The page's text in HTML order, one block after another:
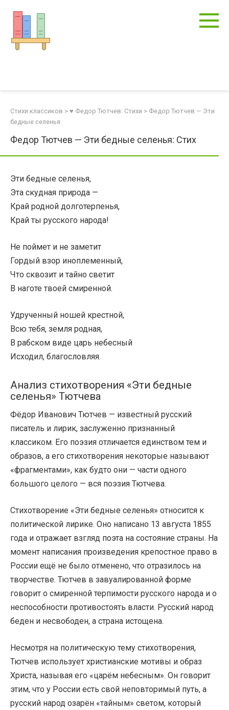
контенту
Стихи классиков > ♥ Федор Тютчев: Стихи > Федор Тютчев — Эти
бедные селенья
Федор Тютчев — Эти бедные селенья: Стих
Эти бедные селенья,
Эта скудная природа —
Край родной долготерпенья,
Край ты русского народа!
Не поймет и не заметит
Гордый взор иноплеменный,
Что сквозит и тайно светит
В наготе твоей смиренной.
Удрученный ношей крестной,
Всю тебя, земля родная,
В рабском виде царь небесный
Исходил, благословляя.
Анализ стихотворения «Эти бедные
селенья» Тютчева
Фёдор Иванович Тютчев — известный русский
писатель и лирик, заслуженно признанный
классиком. Его поэзия отличается единством тем и
образов, а его стихотворения некоторые называют
«фрагментами», как будто они — части одного
большого целого — вся поэзия Тютчева.
Стихотворение «Эти бедные селенья» относится к
политической лирике. Оно написано 13 августа 1855
года и отражает взгляд поэта на состояние страны. На
момент написания произведения крепостное право в
России ещё не было отменено, что отразилось на
творчестве. Тютчев в завуалированной форме
говорит о смиренной терпимости русского народа и о
неспособности противостоять власти. Русский народ
беден и несвободен, а страна истощена.
Несмотря на политическую тему стихотворения,
Тютчев использует христианские мотивы и образ
Христа, называя его «царём небесным». Он говорит
этим, что у России есть свой неповторимый путь, а
русский народ озарён «тайным» светом, который